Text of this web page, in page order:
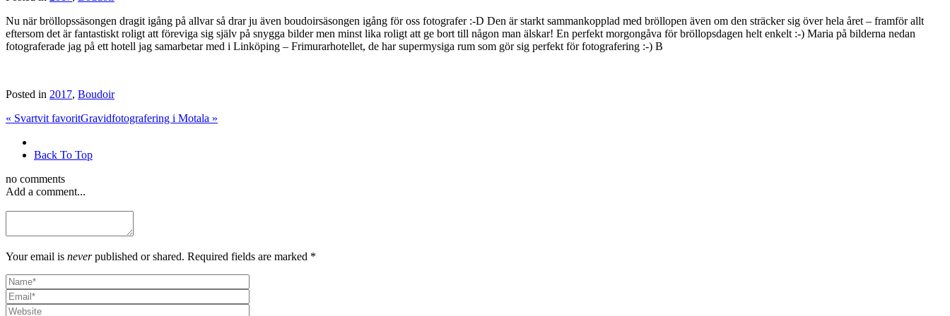
Nu när bröllopssäsongen dragit igång på allvar så drar ju även boudoirsäsongen igång för oss fotografer :-D Den är starkt sammankopplad med bröllopen även om den sträcker sig över hela året – framför allt
eftersom det är fantastiskt roligt att föreviga sig själv på snygga bilder men minst lika roligt att ge bort till någon man älskar! En perfekt morgongåva för bröllopsdagen helt enkelt :-) Maria på bilderna nedan
fotograferade jag på ett hotell jag samarbetar med i Linköping – Frimurarhotellet, de har supermysiga rum som gör sig perfekt för fotografering :-) B
Posted in 2017, Boudoir
« Svartvit favoritGravidfotografering i Motala »
Back To Top
no comments
Add a comment...
Your email is neverpublished or shared. Required fields are marked *